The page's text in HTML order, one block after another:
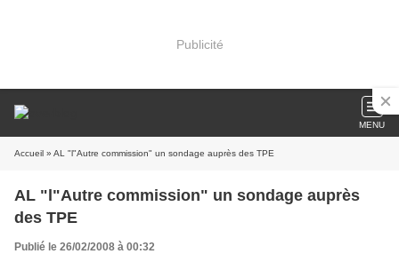
Publicité
MENU
Accueil » AL "l"Autre commission" un sondage auprès des TPE
AL "l"Autre commission" un sondage auprès
des TPE
Publié le 26/02/2008 à 00:32